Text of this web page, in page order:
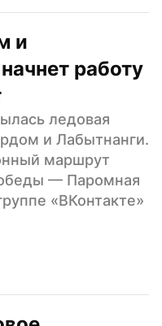
и
работу
ледовая
и Лабытнанги.
маршрут
— Паромная
«ВКонтакте»